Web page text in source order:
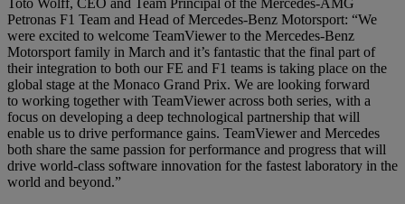
Toto Wolff, CEO and Team Principal of the Mercedes-AMG
Petronas F1 Team and Head of Mercedes-Benz Motorsport: “We
were excited to welcome TeamViewer to the Mercedes-Benz
Motorsport family in March and it’s fantastic that the final part of
their integration to both our FE and F1 teams is taking place on the
global stage at the Monaco Grand Prix. We are looking forward
to working together with TeamViewer across both series, with a
focus on developing a deep technological partnership that will
enable us to drive performance gains. TeamViewer and Mercedes
both share the same passion for performance and progress that will
drive world-class software innovation for the fastest laboratory in the
world and beyond.”